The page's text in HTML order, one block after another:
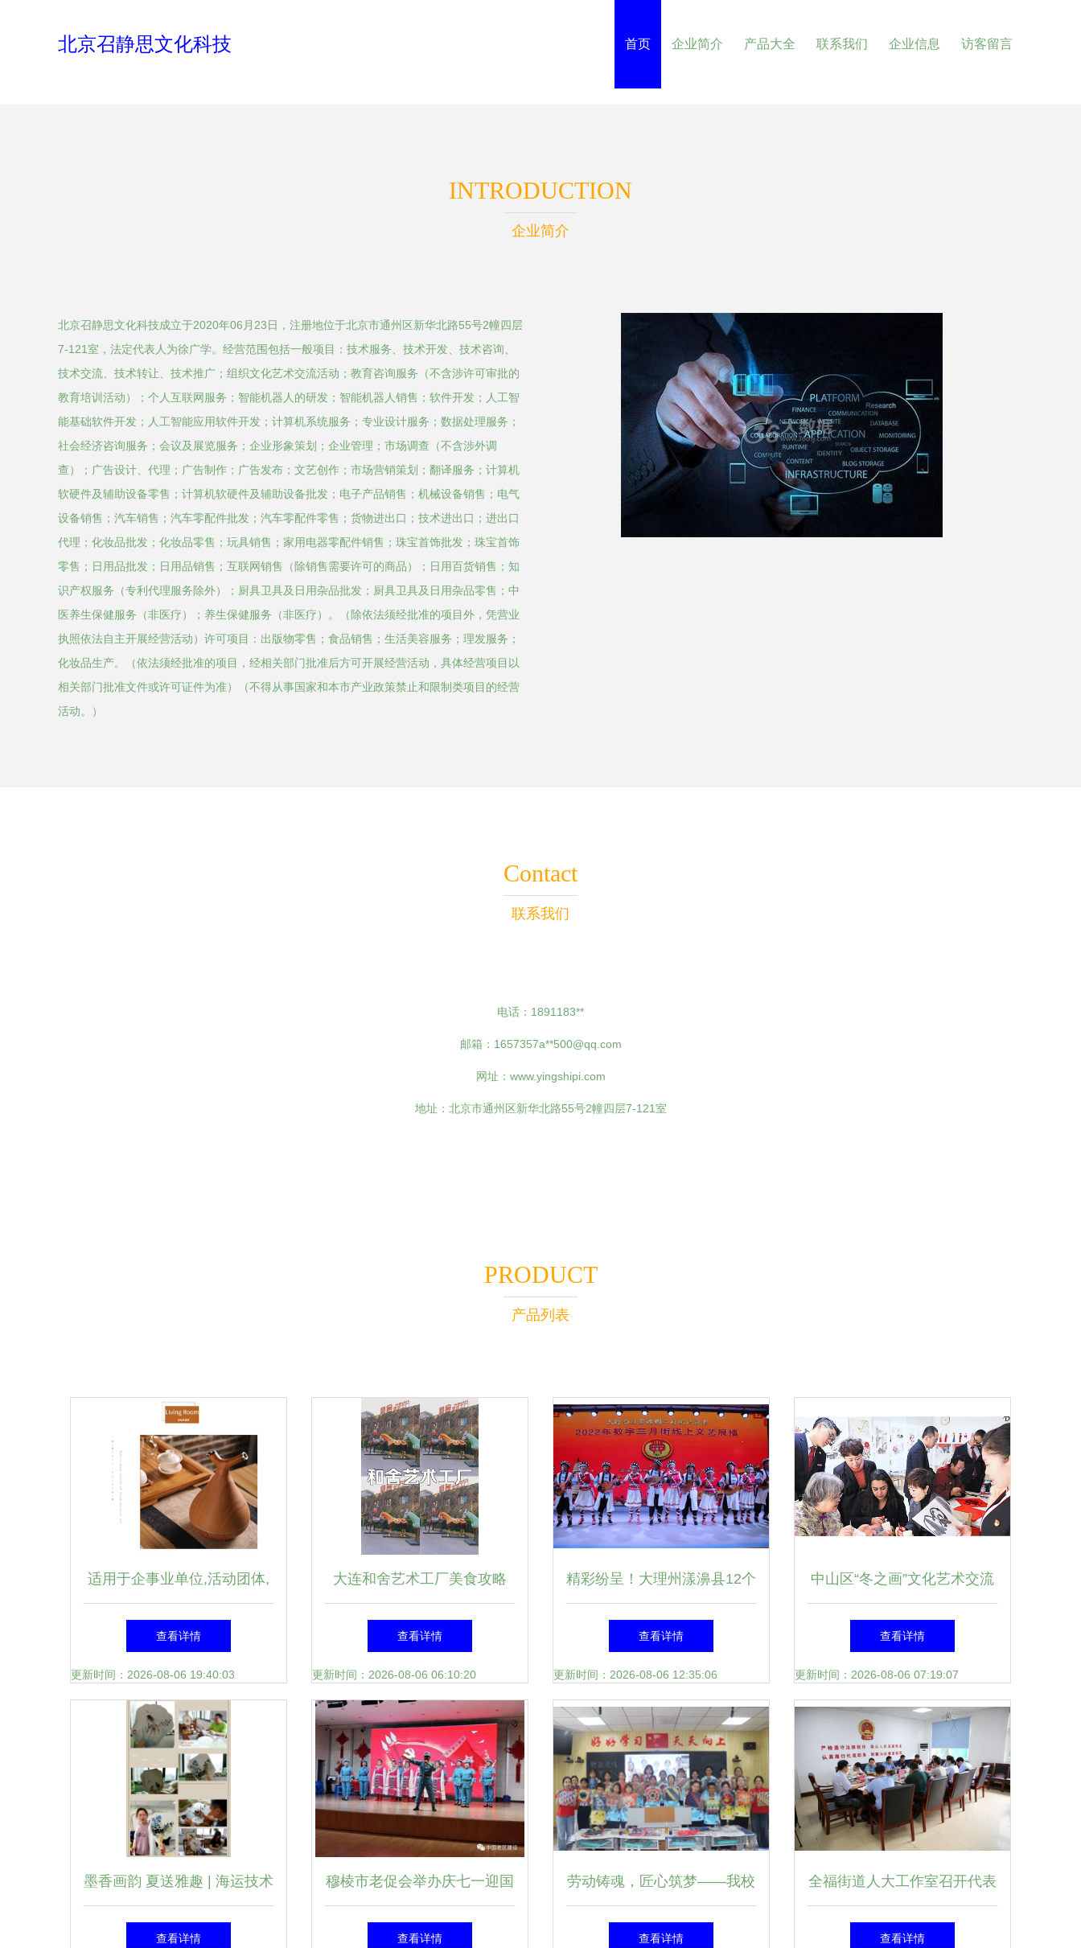
北京召静思文化科技 首页 企业简介 产品大全 联系我们 企业信息 访客留言
INTRODUCTION
企业简介
北京召静思文化科技成立于2020年06月23日，注册地位于北京市通州区新华北路55号2幢四层
7-121室，法定代表人为徐广学。经营范围包括一般项目：技术服务、技术开发、技术咨询、
技术交流、技术转让、技术推广；组织文化艺术交流活动；教育咨询服务（不含涉许可审批的
教育培训活动）；个人互联网服务；智能机器人的研发；智能机器人销售；软件开发；人工智
能基础软件开发；人工智能应用软件开发；计算机系统服务；专业设计服务；数据处理服务；
社会经济咨询服务；会议及展览服务；企业形象策划；企业管理；市场调查（不含涉外调
查）；广告设计、代理；广告制作；广告发布；文艺创作；市场营销策划；翻译服务；计算机
软硬件及辅助设备零售；计算机软硬件及辅助设备批发；电子产品销售；机械设备销售；电气
设备销售；汽车销售；汽车零配件批发；汽车零配件零售；货物进出口；技术进出口；进出口
代理；化妆品批发；化妆品零售；玩具销售；家用电器零配件销售；珠宝首饰批发；珠宝首饰
零售；日用品批发；日用品销售；互联网销售（除销售需要许可的商品）；日用百货销售；知
识产权服务（专利代理服务除外）；厨具卫具及日用杂品批发；厨具卫具及日用杂品零售；中
医养生保健服务（非医疗）；养生保健服务（非医疗）。（除依法须经批准的项目外，凭营业
执照依法自主开展经营活动）许可项目：出版物零售；食品销售；生活美容服务；理发服务；
化妆品生产。（依法须经批准的项目，经相关部门批准后方可开展经营活动，具体经营项目以
相关部门批准文件或许可证件为准）（不得从事国家和本市产业政策禁止和限制类项目的经营
活动。）
Contact
联系我们
电话：1891183**
邮箱：1657357a**500@qq.com
网址： www.yingshipi.com
地址：北京市通州区新华北路55号2幢四层7-121室
PRODUCT
产品列表
适用于企事业单位,活动团体,
组织机构等,在企业宣传,团体
活动,产品推
查看详情
更新时间：2026-08-06 19:40:03
大连和舍艺术工厂美食攻略
不只是填饱肚子，更是探寻城
市精神内核的精神食粮
查看详情
更新时间：2026-08-06 06:10:20
精彩纷呈！大理州漾濞县12个
节目亮相三月街民族节线上文
化展演
查看详情
更新时间：2026-08-06 12:35:06
中山区“冬之画”文化艺术交流
活动助力教育咨询新发展
查看详情
更新时间：2026-08-06 07:19:07
墨香画韵 夏送雅趣 | 海运技术
工会开展“墨韵丹青”国画扇绘
查看详情
穆棱市老促会举办庆七一迎国
庆文艺汇演 助推文化自信与
查看详情
劳动铸魂，匠心筑梦——我校
开展2025年“学校劳动周”活动
查看详情
全福街道人大工作室召开代表
建议答复会 推动文化艺术交
查看详情